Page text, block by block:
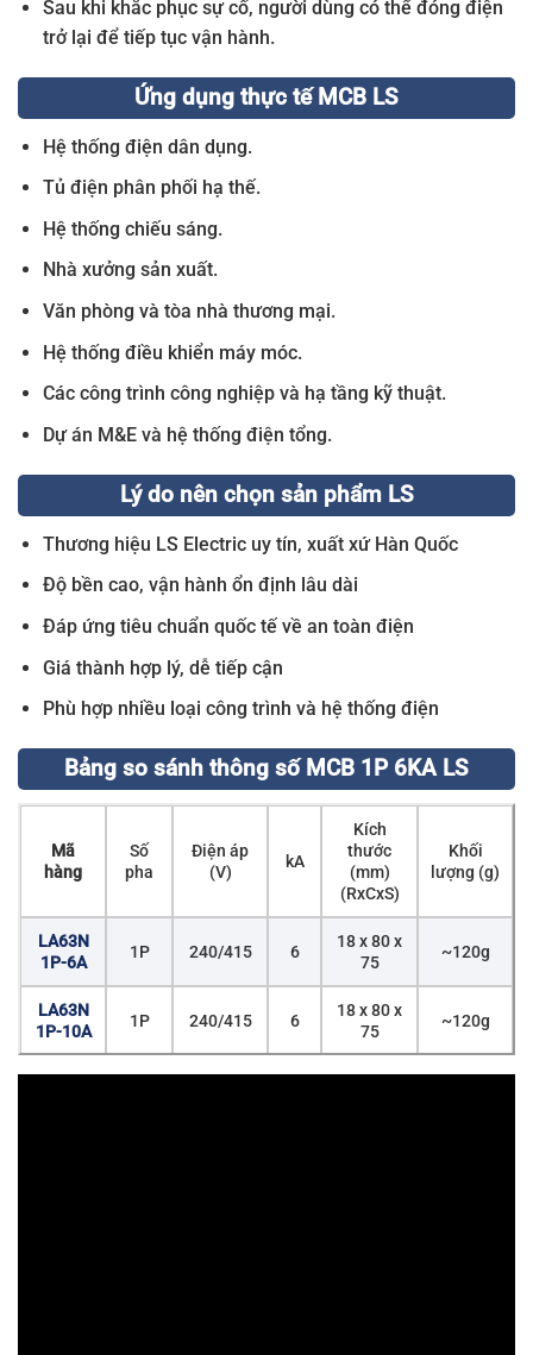
Sau khi khắc phục sự cố, người dùng có thể đóng điện
trở lại để tiếp tục vận hành.
Ứng dụng thực tế MCB LS
Hệ thống điện dân dụng.
Tủ điện phân phối hạ thế.
Hệ thống chiếu sáng.
Nhà xưởng sản xuất.
Văn phòng và tòa nhà thương mại.
Hệ thống điều khiển máy móc.
Các công trình công nghiệp và hạ tầng kỹ thuật.
Dự án M&E và hệ thống điện tổng.
Lý do nên chọn sản phẩm LS
Thương hiệu LS Electric uy tín, xuất xứ Hàn Quốc
Độ bền cao, vận hành ổn định lâu dài
Đáp ứng tiêu chuẩn quốc tế về an toàn điện
Giá thành hợp lý, dễ tiếp cận
Phù hợp nhiều loại công trình và hệ thống điện
Bảng so sánh thông số MCB 1P 6KA LS
Mã
hàng
Số
pha
Điện áp
(V)
kA
Kích
thước
(mm)
(RxCxS)
Khối
lượng (g)
LA63N
1P-6A
1P 240/415 6
18 x 80 x
75
~120g
LA63N
1P-10A
1P 240/415 6
18 x 80 x
75
~120g
LA63N
18 x 80 x